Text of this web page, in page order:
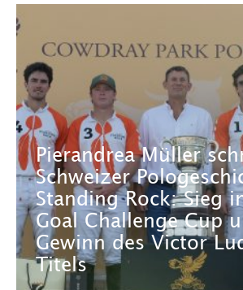
Pierandrea Müller
Schweizer
Standing Rock: Sieg
Goal Challenge Cup
Gewinn des Victor
Titels